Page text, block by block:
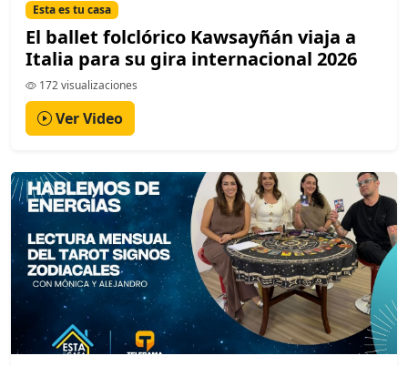
Esta es tu casa
El ballet folclórico Kawsayñán viaja a
Italia para su gira internacional 2026
172 visualizaciones
Ver Video